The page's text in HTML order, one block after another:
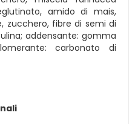
amido di mais,
zucchero, fibre di semi di
addensante: gomma
carbonato di